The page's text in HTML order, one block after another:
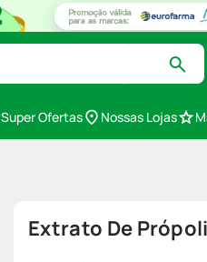
Super Ofertas Nossas Lojas
Extrato De